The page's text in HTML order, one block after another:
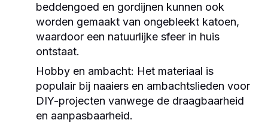
beddengoed en gordijnen kunnen ook
worden gemaakt van ongebleekt katoen,
waardoor een natuurlijke sfeer in huis
ontstaat.
Hobby en ambacht: Het materiaal is
populair bij naaiers en ambachtslieden voor
DIY-projecten vanwege de draagbaarheid
en aanpasbaarheid.